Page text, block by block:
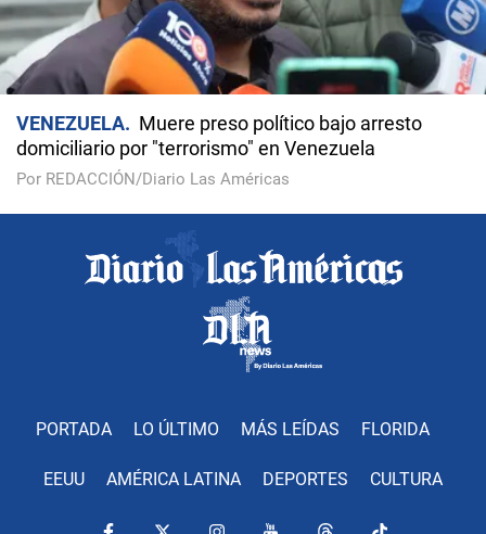
VENEZUELA
Muere preso político bajo arresto
domiciliario por "terrorismo" en Venezuela
Por REDACCIÓN/Diario Las Américas
PORTADA LO ÚLTIMO MÁS LEÍDAS FLORIDA
EEUU AMÉRICA LATINA DEPORTES CULTURA